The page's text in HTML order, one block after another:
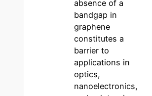
absence of a
bandgap in
graphene
constitutes a
barrier to
applications in
optics,
nanoelectronics,